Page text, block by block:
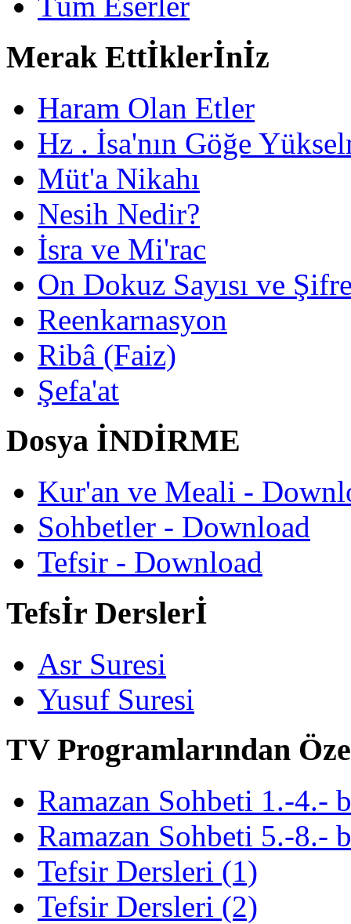
Merak Ettİklerİnİz
Haram Olan Etler
Hz . İsa'nın Göğe
Müt'a Nikahı
Nesih Nedir?
İsra ve Mi'rac
On Dokuz Sayısı ve
Reenkarnasyon
Ribâ (Faiz)
Şefa'at
Dosya İNDİRME
Kur'an ve Meali -
Sohbetler - Download
Tefsir - Download
Tefsİr Derslerİ
Asr Suresi
Yusuf Suresi
TV Programlarından
Ramazan Sohbeti 1.-4.-
Ramazan Sohbeti 5.-8.-
Tefsir Dersleri (1)
Tefsir Dersleri (2)